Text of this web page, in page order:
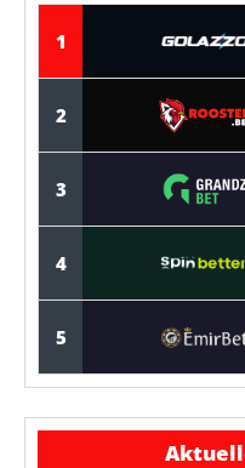
1
2
3
4
5